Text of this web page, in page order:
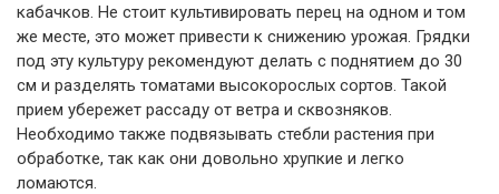
кабачков. Не стоит культивировать перец на одном и том
же месте, это может привести к снижению урожая. Грядки
под эту культуру рекомендуют делать с поднятием до 30
см и разделять томатами высокорослых сортов. Такой
прием убережет рассаду от ветра и сквозняков.
Необходимо также подвязывать стебли растения при
обработке, так как они довольно хрупкие и легко
ломаются.